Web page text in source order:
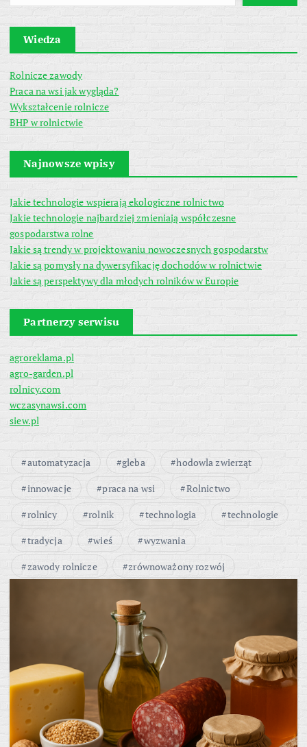
Wiedza
Rolnicze zawody
Praca na wsi jak wygląda?
Wykształcenie rolnicze
BHP w rolnictwie
Najnowsze wpisy
Jakie technologie wspierają ekologiczne rolnictwo
Jakie technologie najbardziej zmieniają współczesne
gospodarstwa rolne
Jakie są trendy w projektowaniu nowoczesnych gospodarstw
Jakie są pomysły na dywersyfikację dochodów w rolnictwie
Jakie są perspektywy dla młodych rolników w Europie
Partnerzy serwisu
agroreklama.pl
agro-garden.pl
rolnicy.com
wczasynawsi.com
siew.pl
automatyzacja gleba
hodowla zwierząt
innowacje
praca na wsi
Rolnictwo
rolnicy
rolnik technologia
technologie
tradycja
wieś
wyzwania
zawody rolnicze
zrównoważony rozwój